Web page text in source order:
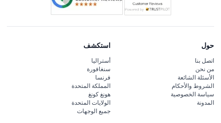
حول
اتصل بنا
من نحن
الأسئلة الشائعة
الشروط والأحكام
سياسة الخصوصية
المدونة
استكشف
أستراليا
سنغافورة
فرنسا
المملكة المتحدة
هونغ كونغ
الولايات المتحدة
جميع الوجهات